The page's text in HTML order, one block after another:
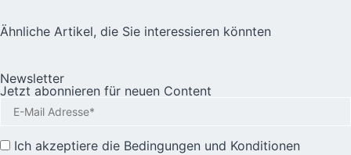
Ähnliche Artikel, die Sie interessieren könnten
Newsletter
Jetzt abonnieren für neuen Content
Ich akzeptiere die Bedingungen und Konditionen